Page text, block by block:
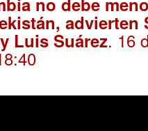
advierten
Luis Suárez. 16